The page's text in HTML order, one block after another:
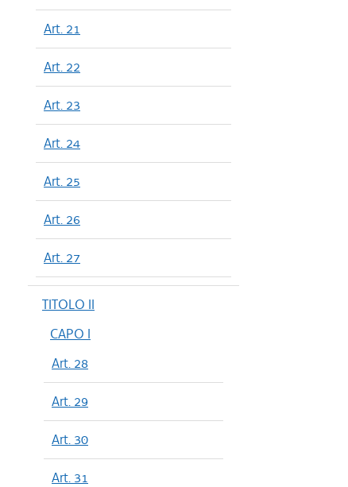
Art. 21
Art. 22
Art. 23
Art. 24
Art. 25
Art. 26
Art. 27
TITOLO II
CAPO I
Art. 28
Art. 29
Art. 30
Art. 31